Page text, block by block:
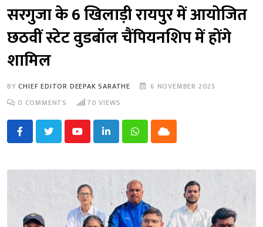
सरगुजा के 6 खिलाड़ी रायपुर में आयोजित
छठवीं स्टेट वुडबॉल चैंपियनशिप में होंगे
शामिल
BYCHIEF EDITOR DEEPAK SARATHE
6 NOVEMBER 2025
0 COMMENTS 70 VIEWS
YoutubeLinkedInWhatsappCloud